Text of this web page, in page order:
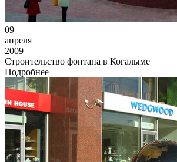
09
апреля
2009
Строительство фонтана в Когалыме
Подробнее